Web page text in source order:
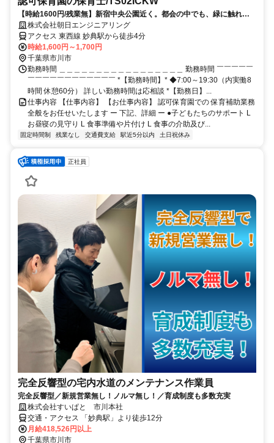
【時給1600円/残業無】新宿中央公園近く。都会の中でも、緑に触れ合
える保育。
株式会社朝日エンジニアリング
アクセス 東西線 妙典駅から徒歩4分
時給1,600円～1,700円
千葉県市川市
勤務時間 ＿＿＿＿＿＿＿＿＿＿＿＿＿＿＿＿＿ 勤務時間 ￣￣￣￣￣
￣￣￣￣￣￣￣￣￣￣￣￣ *【勤務時間】* ◆7:00～19:30（内実働8
時間 休憩60分） 詳しい勤務時間は応相談 *【勤務日】...
仕事内容 【仕事内容】 【お仕事内容】 認可保育園での 保育補助業務
全般をお任せいたします ー 下記、詳細 ー ●子どもたちのサポート L
お昼寝の見守り L 食事準備や片付け L 食事の介助及び...
固定時間制 残業なし 交通費支給 駅近5分以内 土日祝休み
正社員
完全反響型の宅内水道のメンテナンス作業員
完全反響型／新規営業無し！ノルマ無し！／育成制度も多数充実
株式会社すいぱと 市川本社
交通・アクセス 「妙典駅」より徒歩12分
月給418,526円以上
千葉県市川市